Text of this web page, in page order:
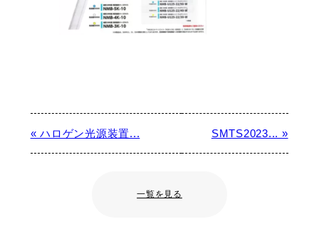
« ハロゲン光源装置... SMTS2023... »
一覧を見る